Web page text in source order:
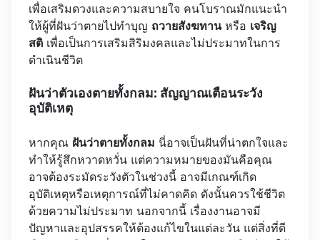
เพื่อเสริมดวงและความสบายใจ คนโบราณมักแนะนำ
ให้ผู้ที่ฝันว่าตายไปทำบุญ ถวายสังฆทานหรือ เจริญ
สติ เพื่อเป็นการเสริมสิริมงคลและไม่ประมาทในการ
ดำเนินชีวิต
ฝันว่าตัวเองตายทั้งกลม: สัญญาณเตือนระวัง
อุบัติเหตุ
หากคุณ ฝันว่าตายทั้งกลม นี่อาจเป็นฝันที่น่าตกใจและ
ทำให้รู้สึกหวาดหวั่น แต่ความหมายของมันคือคุณ
อาจต้องระมัดระวังตัวในช่วงนี้ อาจมีเกณฑ์เกิด
อุบัติเหตุหรือเหตุการณ์ที่ไม่คาดคิด ดังนั้นควรใช้ชีวิต
ด้วยความไม่ประมาท นอกจากนี้ เรื่องงานอาจมี
ปัญหาและอุปสรรคให้ต้องแก้ไขในแต่ละวัน แต่สิ่งที่ดี